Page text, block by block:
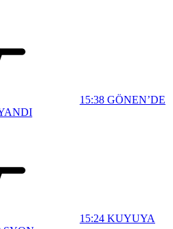
15:38 GÖNEN’DE
15:24 KUYUYA